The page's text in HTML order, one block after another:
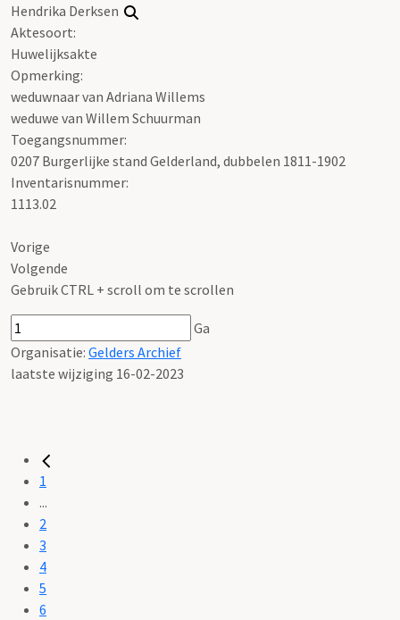
Hendrika Derksen
Aktesoort:
Huwelijksakte
Opmerking:
weduwnaar van Adriana Willems
weduwe van Willem Schuurman
Toegangsnummer:
0207 Burgerlijke stand Gelderland, dubbelen 1811-1902
Inventarisnummer:
1113.02
Vorige
Volgende
Gebruik CTRL + scroll om te scrollen
Ga
Organisatie: Gelders Archief
laatste wijziging 16-02-2023
1
...
2
3
4
5
6